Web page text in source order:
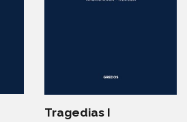
Tragedias I